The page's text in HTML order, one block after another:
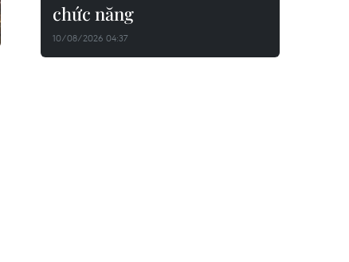
chức năng
10/08/2026 04:37